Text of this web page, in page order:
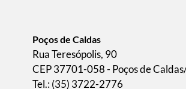
Poços de Caldas
Rua Teresópolis, 90
CEP 37701-058 - Poços de
Tel.: (35) 3722-2776